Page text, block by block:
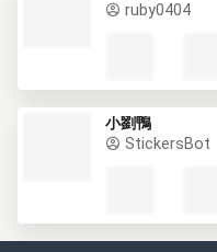
ruby0404
小劉鴨
StickersBot